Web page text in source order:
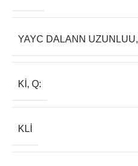
YAYC DALANN UZUNLUU,
KI, Q:
KLI